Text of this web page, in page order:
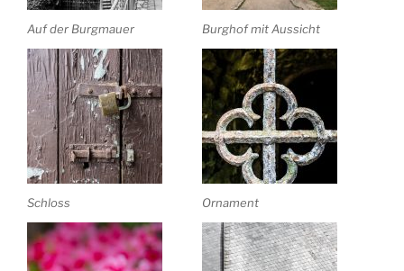
Auf der Burgmauer Burghof mit Aussicht
Schloss Ornament